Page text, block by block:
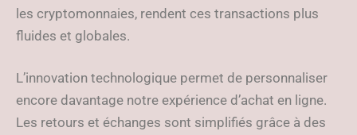
les cryptomonnaies, rendent ces transactions plus
fluides et globales.
L’innovation technologique permet de personnaliser
encore davantage notre expérience d’achat en ligne.
Les retours et échanges sont simplifiés grâce à des